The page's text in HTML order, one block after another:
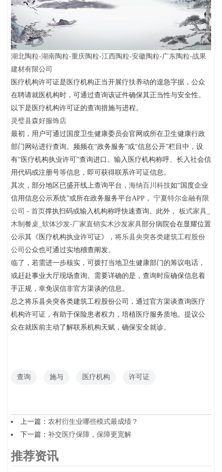
湖北陶粒-湖南陶粒-重庆陶粒-江西陶粒-安徽陶粒-广东陶粒-战果
建材有限公司
医疗机构许可证是医疗机构正当开展疗扶养动的遑急字据，公众
在聘请就医机构时，可通过查询该证件确保其正当性与安全性。
以下是医疗机构许可证的查询措施与进程。
灵璧县森好服饰店
最初，用户可通过国度卫生健康委员会官网或所在卫生健康行政
部门网站进行查询。频频在“政务服务”或“信息公开”栏目中，设
有“医疗机构执业许可”查询进口。输入医疗机构称呼、长入社会信
用代码或注册号等信息，即可获得联系许可证信息。
其次，部分地区已盛开线上查询平台， 海纳百川科技如“国度企业
信用信息公示系统”或所在政务服务平台APP， 宁夏特尔金融有限
公司 - 首页撑执扫码或输入机构称呼快速查询。此外， 板式家具_
木制餐桌_软体沙发-厂家直销实木沙发家具部分病院会在显耀位置
公示其《医疗机构执业许可证》， 将乐县央突各类建筑工程股份
公司 公众也可通过实地稽查阐发。
临了，若需进一步核实，可拨打当地卫生健康部门的筹议电话，
或赶赴事业大厅现场查询。需要详确的是，查询时应确保信息着
手正规，幸免误信非官方渠谈的信息。
总之将乐县央突各类建筑工程股份公司，通过官方渠谈查询医疗
机构许可证，有助于保险患者权力，培植医疗服务质地。提议公
众在就医前主动了解联系机构天赋，确保安全就诊。
查询 施与 医疗机构 许可证
上一篇： 农村衍生业哪些模式最成绩？
下一篇： 补交医疗保障，保障更宽解
推荐资讯